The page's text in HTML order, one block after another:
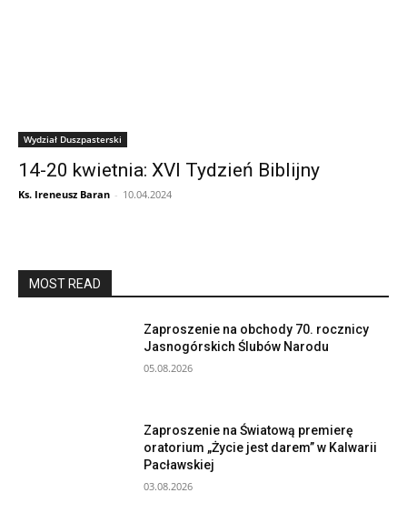
Wydział Duszpasterski
14-20 kwietnia: XVI Tydzień Biblijny
Ks. Ireneusz Baran - 10.04.2024
MOST READ
Zaproszenie na obchody 70. rocznicy
Jasnogórskich Ślubów Narodu
05.08.2026
Zaproszenie na Światową premierę
oratorium „Życie jest darem” w Kalwarii
Pacławskiej
03.08.2026